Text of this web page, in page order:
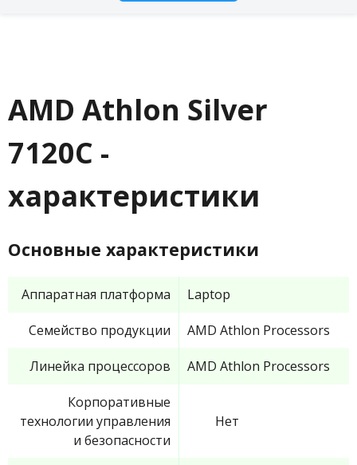
AMD Athlon Silver
7120C -
характеристики
Основные характеристики
Аппаратная платформа Laptop
Семейство продукции AMD Athlon Processors
Линейка процессоров AMD Athlon Processors
Корпоративные
технологии управления
и безопасности
Нет